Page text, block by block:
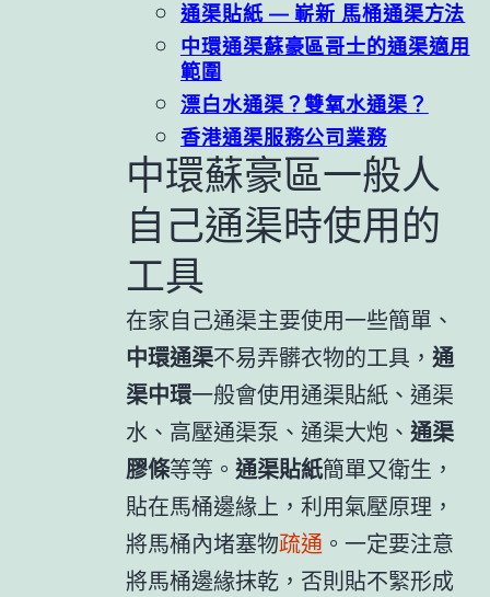
通渠貼紙 — 嶄新 馬桶通渠方法
中環通渠蘇豪區哥士的通渠適用
範圍
漂白水通渠？雙氧水通渠？
香港通渠服務公司業務
中環蘇豪區一般人
自己通渠時使用的
工具
在家自己通渠主要使用一些簡單、
中環通渠不易弄髒衣物的工具， 通
渠中環一般會使用通渠貼紙、通渠
水、高壓通渠泵、通渠大炮、 通渠
膠條等等。 通渠貼紙簡單又衛生，
貼在馬桶邊緣上，利用氣壓原理，
將馬桶內堵塞物疏通 。一定要注意
將馬桶邊緣抹乾，否則貼不緊形成